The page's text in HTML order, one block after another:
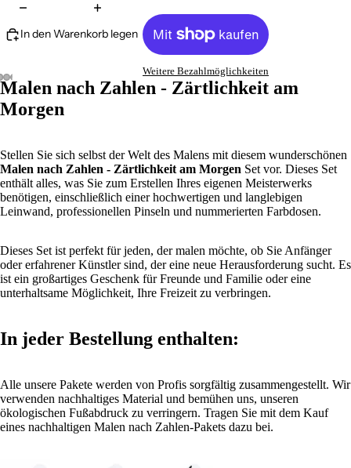
In den Warenkorb legen
Weitere Bezahlmöglichkeiten
Malen nach Zahlen - Zärtlichkeit am
Morgen
Stellen Sie sich selbst der Welt des Malens mit diesem wunderschönen
Malen nach Zahlen - Zärtlichkeit am Morgen Set vor. Dieses Set
enthält alles, was Sie zum Erstellen Ihres eigenen Meisterwerks
benötigen, einschließlich einer hochwertigen und langlebigen
Leinwand, professionellen Pinseln und nummerierten Farbdosen.
Dieses Set ist perfekt für jeden, der malen möchte, ob Sie Anfänger
oder erfahrener Künstler sind, der eine neue Herausforderung sucht. Es
ist ein großartiges Geschenk für Freunde und Familie oder eine
unterhaltsame Möglichkeit, Ihre Freizeit zu verbringen.
In jeder Bestellung enthalten:
Alle unsere Pakete werden von Profis sorgfältig zusammengestellt. Wir
verwenden nachhaltiges Material und bemühen uns, unseren
ökologischen Fußabdruck zu verringern. Tragen Sie mit dem Kauf
eines nachhaltigen Malen nach Zahlen-Pakets dazu bei.